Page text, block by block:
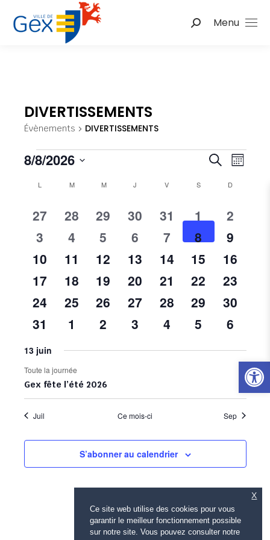
Ouvrir
Menu
Recherche
DIVERTISSEMENTS
Évènements DIVERTISSEMENTS
Évènements
de
vues
Recherche
Mois
8/8/2026
date.
Calendrier
de
Évènements
L MMARDI MMERCREDI
J V VENDREDI
SSAMEDI D
1
évènement
27
1
évènement
28
1
évènement
29
2
évènements
30
1
évènement
31
2
évènements
1
1
2
1
évènement
3
1
évènement
4
1
évènement
5
1
évènement
6
2
évènements
7
1
évènement
8
1
9
1
évènement
10
1
évènement
11
1
évènement
12
2
évènements
13
1
évènement
14
1
évènement
15
1
16
1
évènement
17
1
évènement
18
1
évènement
19
2
évènements
20
1
évènement
21
1
évènement
22
1
23
1
évènement
24
1
évènement
25
1
évènement
26
1
évènement
27
1
évènement
28
2
évènements
29
0
30
0
31
0
1
0
2
0
3
0
4
2
5
1
6
13 juin
Toute la journée
Gex fête l’été 2026
Juil Ce mois-ci Sep
S’abonner au calendrier
Ce site web utilise des cookies pour vous
garantir le meilleur fonctionnement possible
sur notre site. Vous pouvez consulter notre
X